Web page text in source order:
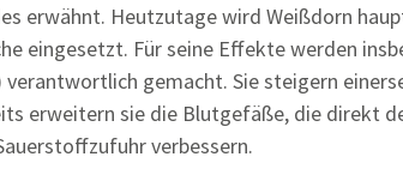
erwähnt. Heutzutage wird Weißdorn
eingesetzt. Für seine Effekte werden
verantwortlich gemacht. Sie steigern
erweitern sie die Blutgefäße, die direkt
verbessern.